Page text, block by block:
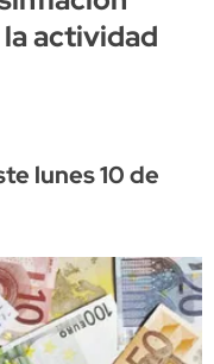
actividad
lunes 10 de